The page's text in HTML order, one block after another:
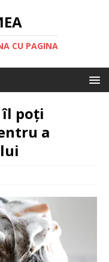
CU PAGINA
îl poți
a